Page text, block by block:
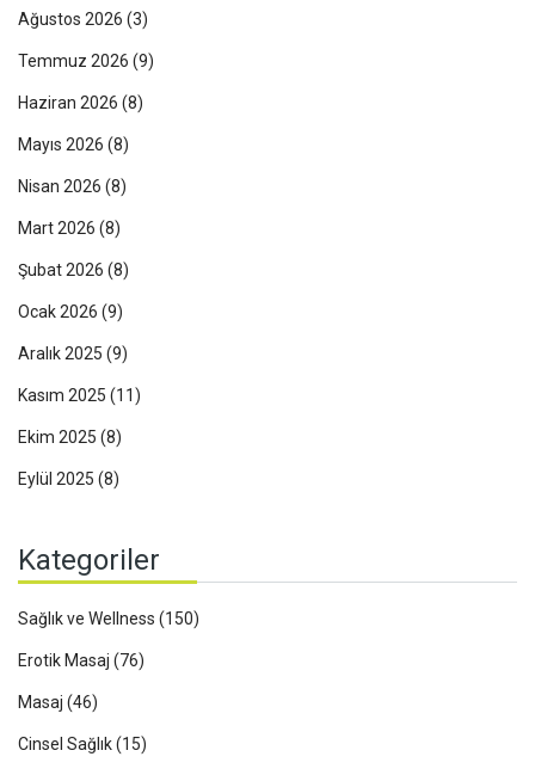
Ağustos 2026 (3)
Temmuz 2026 (9)
Haziran 2026 (8)
Mayıs 2026 (8)
Nisan 2026 (8)
Mart 2026 (8)
Şubat 2026 (8)
Ocak 2026 (9)
Aralık 2025 (9)
Kasım 2025 (11)
Ekim 2025 (8)
Eylül 2025 (8)
Kategoriler
Sağlık ve Wellness (150)
Erotik Masaj (76)
Masaj (46)
Cinsel Sağlık(15)